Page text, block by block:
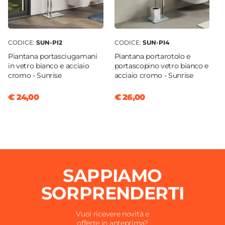
CODICE: SUN-PI2
Piantana portasciugamani
in vetro bianco e acciaio
cromo - Sunrise
€ 24,00
CODICE: SUN-PI4
Piantana portarotolo e
portascopino vetro bianco e
acciaio cromo - Sunrise
€ 26,00
SAPPIAMO
SORPRENDERTI
Vuoi ricevere novità e
offerte in anteprima?